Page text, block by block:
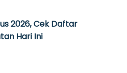
2026, Cek Daftar
Hari Ini